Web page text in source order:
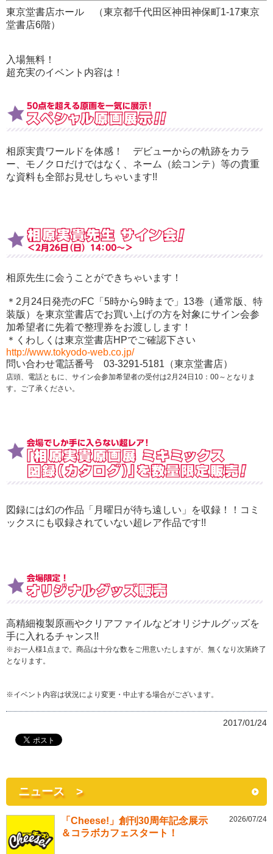
東京堂書店ホール （東京都千代田区神田神保町1-17東京
堂書店6階）
入場無料！
超充実のイベント内容は！
相原実貴ワールドを体感！ デビューからの軌跡をカラ
ー、モノクロだけではなく、ネーム（絵コンテ）等の貴重
な資料も全部お見せしちゃいます!!
相原先生に会うことができちゃいます！
＊2月24日発売のFC「5時から9時まで」13巻（通常版、特
装版）を東京堂書店でお買い上げの方を対象にサイン会参
加希望者に先着で整理券をお渡しします！
＊くわしくは東京堂書店HPでご確認下さい
http://www.tokyodo-web.co.jp/
問い合わせ電話番号 03-3291-5181（東京堂書店）
店頭、電話ともに、サイン会参加希望者の受付は2月24日10：00～となりま
す。ご了承ください。
図録には幻の作品「月曜日が待ち遠しい」を収録！！コミ
ックスにも収録されていない超レア作品です!!
高精細複製原画やクリアファイルなどオリジナルグッズを
手に入れるチャンス!!
※お一人様1点まで。商品は十分な数をご用意いたしますが、無くなり次第終了
となります。
※イベント内容は状況により変更・中止する場合がございます。
2017/01/24
ニュース >
「Cheese!」創刊30周年記念展示
＆コラボカフェスタート！
2026/07/24